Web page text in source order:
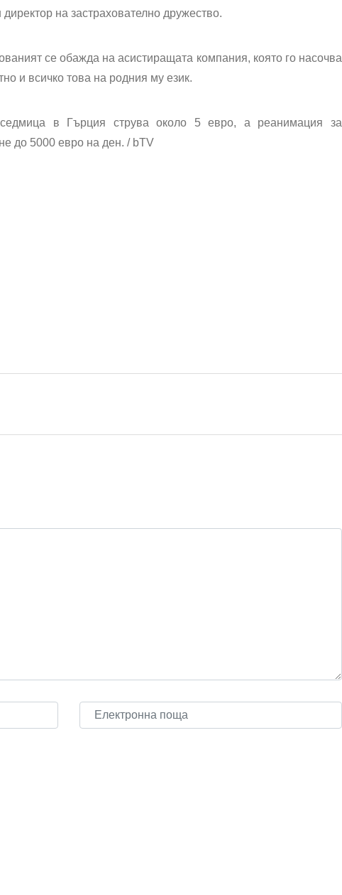
на застрахователно дружество.
се обажда на асистиращата компания, която го насочва
и всичко това на родния му език.
седмица в Гърция струва около 5 евро, а реанимация за
до 5000 евро на ден. / bTV